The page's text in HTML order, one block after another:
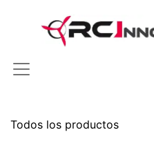
Todos los productos